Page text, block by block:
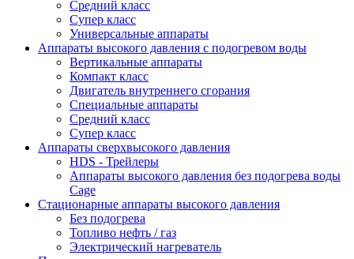
Средний класс
Супер класс
Универсальные аппараты
Аппараты высокого давления с подогревом воды
Вертикальные аппараты
Компакт класс
Двигатель внутреннего сгорания
Специальные аппараты
Средний класс
Супер класс
Аппараты сверхвысокого давления
HDS - Трейлеры
Аппараты высокого давления без подогрева воды
Cage
Стационарные аппараты высокого давления
Без подогрева
Топливо нефть / газ
Электрический нагреватель